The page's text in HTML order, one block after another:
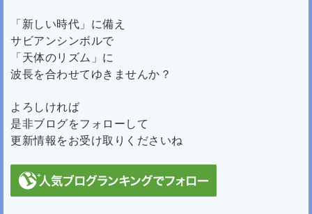
「新しい時代」に備え
サビアンシンボルで
「天体のリズム」に
波長を合わせてゆきませんか？
よろしければ
是非ブログをフォローして
更新情報をお受け取りくださいね